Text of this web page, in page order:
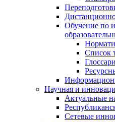
Обучение по
Список
Научная и
Актуальные
Сетевые